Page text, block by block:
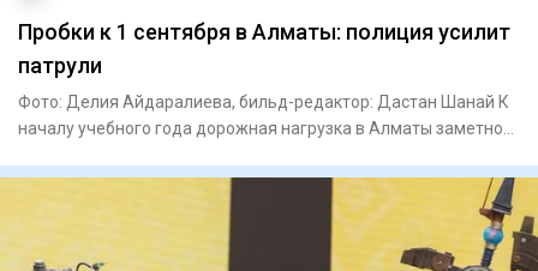
Пробки к 1 сентября в Алматы: полиция усилит
патрули
Фото: Делия Айдаралиева, бильд-редактор: Дастан Шанай К
началу учебного года дорожная нагрузка в Алматы заметно